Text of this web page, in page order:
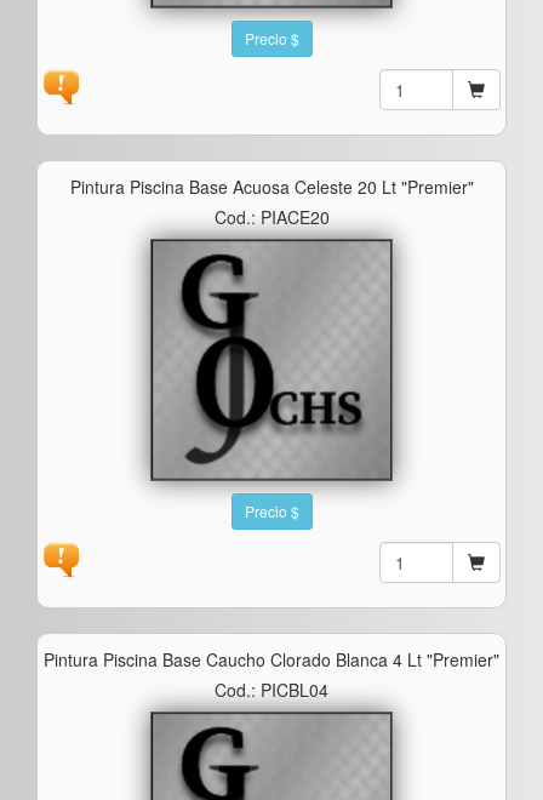
Precio $
Pintura Piscina Base Acuosa Celeste 20 Lt "premier"
Cod.: PIACE20
Precio $
Pintura Piscina Base Caucho Clorado Blanca 4 Lt "premier"
Cod.: PICBL04